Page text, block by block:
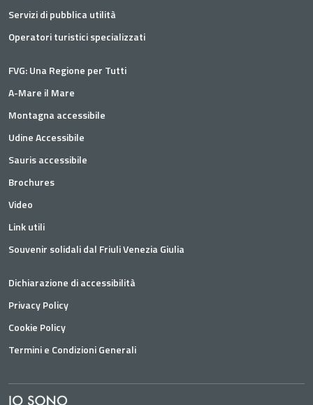
Servizi di pubblica utilità
Operatori turistici specializzati
FVG: Una Regione per Tutti
A-Mare il Mare
Montagna accessibile
Udine Accessibile
Sauris accessibile
Brochures
Video
Link utili
Souvenir solidali dal Friuli Venezia Giulia
Dichiarazione di accessibilità
Privacy Policy
Cookie Policy
Termini e Condizioni Generali